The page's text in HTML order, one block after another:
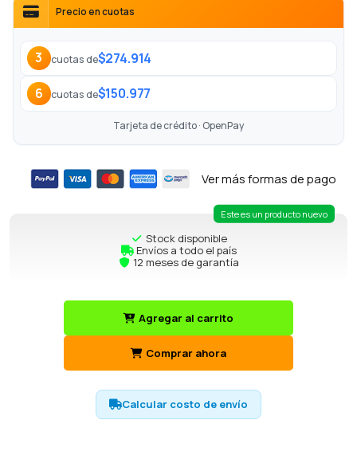
Precio en cuotas
3 cuotas de$274.914
6 cuotas de$150.977
Tarjeta de crédito · OpenPay
Ver más formas de pago
Este es un producto nuevo
Stock disponible
Envíos a todo el país
12 meses de garantía
Agregar al carrito
Comprar ahora
Calcular costo de envío